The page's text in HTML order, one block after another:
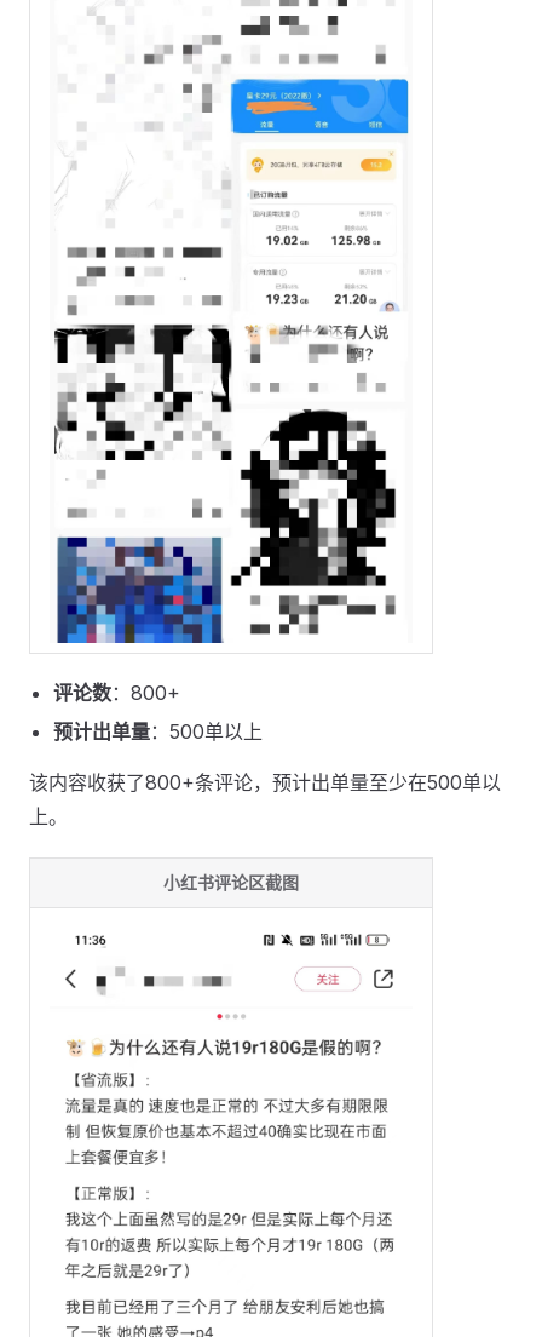
评论数：800+
预计出单量：500单以上
该内容收获了800+条评论，预计出单量至少在500单以
上。
小红书评论区截图